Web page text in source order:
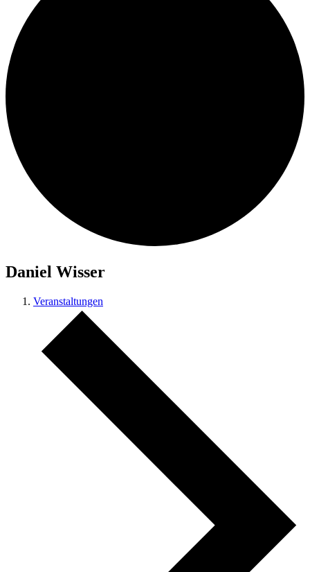
Daniel Wisser
Veranstaltungen